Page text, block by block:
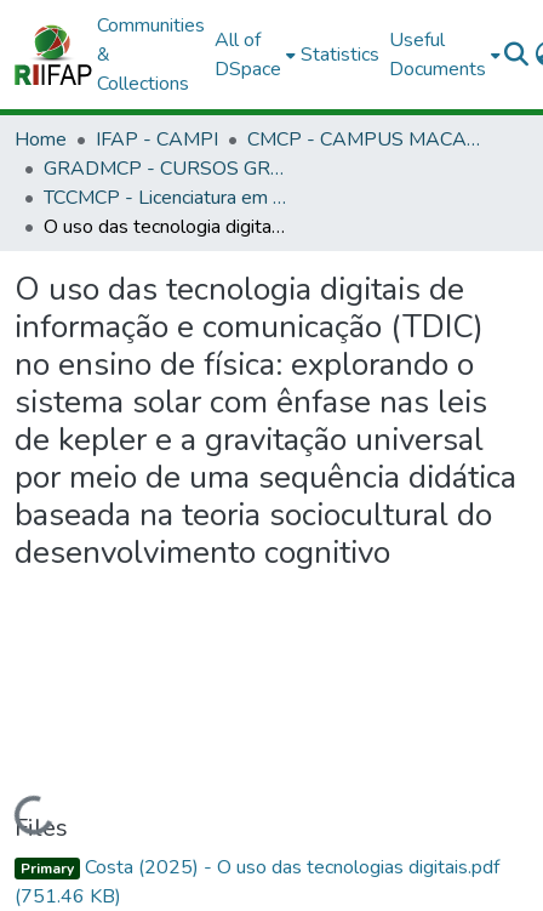
Communities
&
Collections
All of
DSpace
Statistics
Useful
Documents
Home IFAP - CAMPI
CMCP - CAMPUS MACAPÁ
GRADMCP - CURSOS GRADUAÇÃO - CAMPUS MACAPÁ
TCCMCP - Licenciatura em Física
O uso das tecnologia digitais de informação e comunicação (TDIC) no ensino de física: explorando o sistema solar com ênfase nas leis de kepler e a gravitação universal por meio de uma sequência didática baseada na teoria sociocultural do desenvolvimento cognitivo
O uso das tecnologia digitais de
informação e comunicação (TDIC)
no ensino de física: explorando o
sistema solar com ênfase nas leis
de kepler e a gravitação universal
por meio de uma sequência didática
baseada na teoria sociocultural do
desenvolvimento cognitivo
Loading...
Files
Primary Costa (2025) - O uso das tecnologias digitais.pdf
(751.46 KB)